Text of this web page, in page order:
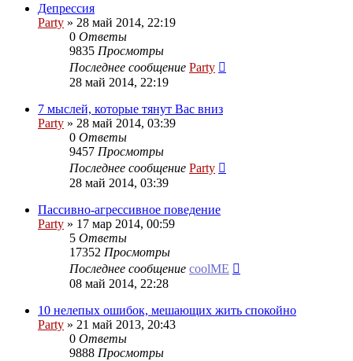
Депрессия
Party » 28 май 2014, 22:19
0 Ответы
9835 Просмотры
Последнее сообщение Party
28 май 2014, 22:19
7 мыслей, которые тянут Вас вниз
Party » 28 май 2014, 03:39
0 Ответы
9457 Просмотры
Последнее сообщение Party
28 май 2014, 03:39
Пассивно-агрессивное поведение
Party » 17 мар 2014, 00:59
5 Ответы
17352 Просмотры
Последнее сообщение coolME
08 май 2014, 22:28
10 нелепых ошибок, мешающих жить спокойно
Party » 21 май 2013, 20:43
0 Ответы
9888 Просмотры